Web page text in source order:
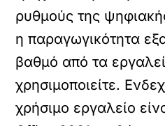
ρυθμούς της
η παραγωγικότητα
βαθμό από τα
χρησιμοποιείτε.
χρήσιμο εργαλείο